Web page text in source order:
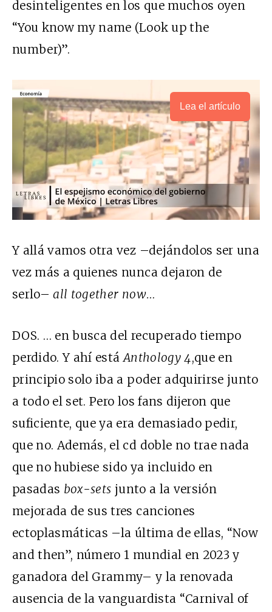
desinteligentes en los que muchos oyen
“You know my name (Look up the
number)”.
Lea el artículo
Y allá vamos otra vez –dejándolos ser una
vez más a quienes nunca dejaron de
serlo–all together now…
DOS. … en busca del recuperado tiempo
perdido. Y ahí está Anthology 4,que en
principio solo iba a poder adquirirse junto
a todo el set. Pero los fans dijeron que
suficiente, que ya era demasiado pedir,
que no. Además, el cd doble no trae nada
que no hubiese sido ya incluido en
pasadas box-sets junto a la versión
mejorada de sus tres canciones
ectoplasmáticas –la última de ellas, “Now
and then”, número 1 mundial en 2023 y
ganadora del Grammy– y la renovada
ausencia de la vanguardista “Carnival of